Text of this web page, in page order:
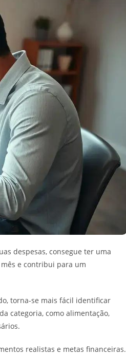
despesas, consegue ter uma
e contribui para um
torna-se mais fácil identificar
categoria, como alimentação,
realistas e metas financeiras.